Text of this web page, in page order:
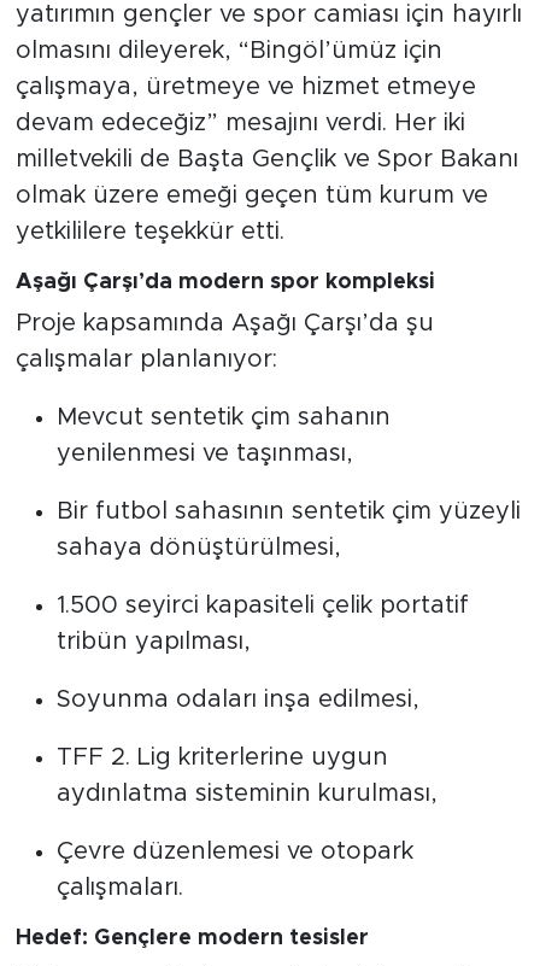
yatırımın gençler ve spor camiası için hayırlı
olmasını dileyerek, “Bingöl’ümüz için
çalışmaya, üretmeye ve hizmet etmeye
devam edeceğiz” mesajını verdi. Her iki
milletvekili de Başta Gençlik ve Spor Bakanı
olmak üzere emeği geçen tüm kurum ve
yetkililere teşekkür etti.
Aşağı Çarşı’da modern spor kompleksi
Proje kapsamında Aşağı Çarşı’da şu
çalışmalar planlanıyor:
Mevcut sentetik çim sahanın
yenilenmesi ve taşınması,
Bir futbol sahasının sentetik çim yüzeyli
sahaya dönüştürülmesi,
1.500 seyirci kapasiteli çelik portatif
tribün yapılması,
Soyunma odaları inşa edilmesi,
TFF 2. Lig kriterlerine uygun
aydınlatma sisteminin kurulması,
Çevre düzenlemesi ve otopark
çalışmaları.
Hedef: Gençlere modern tesisler